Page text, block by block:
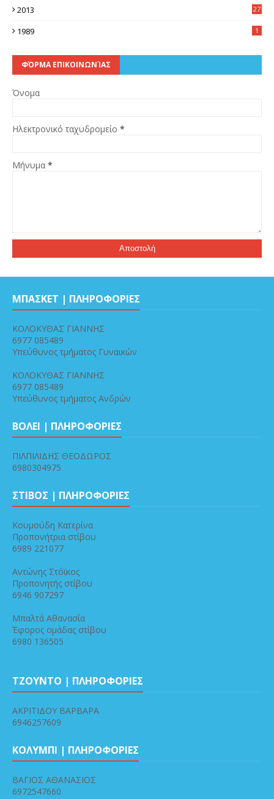
2013
27
1989 1
ΦΌΡΜΑ ΕΠΙΚΟΙΝΩΝΊΑΣ
Όνομα
Ηλεκτρονικό ταχυδρομείο *
Μήνυμα *
ΜΠΑΣΚΕΤ | ΠΛΗΡΟΦΟΡΙΕΣ
ΚΟΛΟΚΥΘΑΣ ΓΙΑΝΝΗΣ
6977 085489
Υπεύθυνος τμήματος Γυναικών
ΚΟΛΟΚΥΘΑΣ ΓΙΑΝΝΗΣ
6977 085489
Υπεύθυνος τμήματος Ανδρών
ΒΟΛΕΙ | ΠΛΗΡΟΦΟΡΙΕΣ
ΠΙΛΠΙΛΙΔΗΣ ΘΕΟΔΩΡΟΣ
6980304975
ΣΤΙΒΟΣ | ΠΛΗΡΟΦΟΡΙΕΣ
Κουμούδη Κατερίνα
Προπονήτρια στίβου
6989 221077
Αντώνης Στόϊκος
Προπονητής στίβου
6946 907297
Μπαλτά Αθανασία
Έφορος ομάδας στίβου
6980 136505
ΤΖΟΥΝΤΟ | ΠΛΗΡΟΦΟΡΙΕΣ
ΑΚΡΙΤΙΔΟΥ ΒΑΡΒΑΡΑ
6946257609
ΚΟΛΥΜΠΙ | ΠΛΗΡΟΦΟΡΙΕΣ
ΒΑΓΙΟΣ ΑΘΑΝΑΣΙΟΣ
6972547660